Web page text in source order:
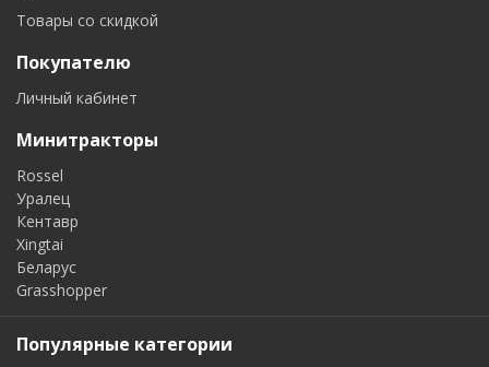
Товары со скидкой
Покупателю
Личный кабинет
Минитракторы
Rossel
Уралец
Кентавр
Xingtai
Беларус
Grasshopper
Популярные категории